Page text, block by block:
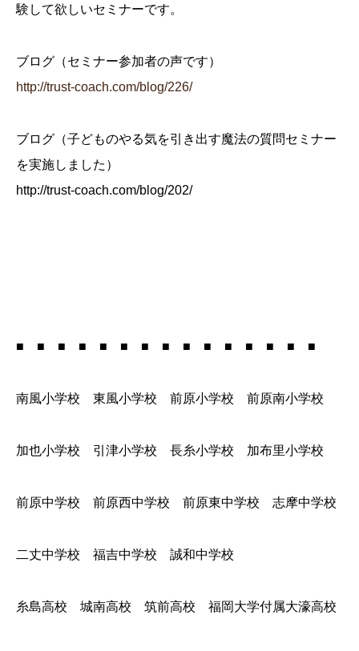
験して欲しいセミナーです。
ブログ（セミナー参加者の声です）
http://trust-coach.com/blog/226/
ブログ（子どものやる気を引き出す魔法の質問セミナー
を実施しました）
http://trust-coach.com/blog/202/
■ ■ ■ ■ ■ ■ ■ ■ ■ ■ ■ ■ ■ ■ ■
南風小学校 東風小学校 前原小学校 前原南小学校
加也小学校 引津小学校 長糸小学校 加布里小学校
前原中学校 前原西中学校 前原東中学校 志摩中学校
二丈中学校 福吉中学校 誠和中学校
糸島高校 城南高校 筑前高校 福岡大学付属大濠高校